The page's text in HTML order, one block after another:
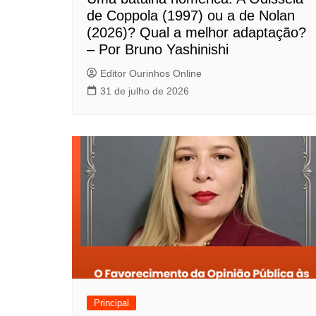
t
de Coppola (1997) ou a de Nolan
(2026)? Qual a melhor adaptação?
– Por Bruno Yashinishi
Editor Ourinhos Online
31 de julho de 2026
Principal